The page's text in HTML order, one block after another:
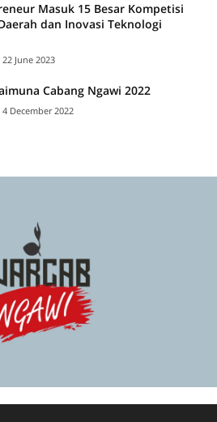
Masuk 15 Besar Kompetisi
dan Inovasi Teknologi
22 June 2023
Cabang Ngawi 2022
4 December 2022